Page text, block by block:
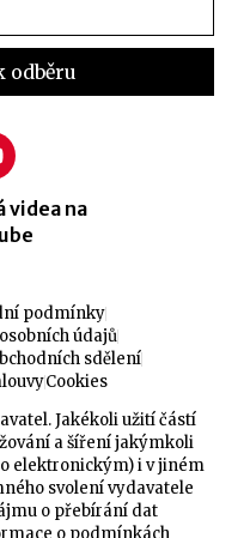
videa na
podmínky
údajů
sdělení
Cookies
Jakékoli užití částí
a šíření jakýmkoli
elektronickým) i v jiném
svolení vydavatele
o přebírání dat